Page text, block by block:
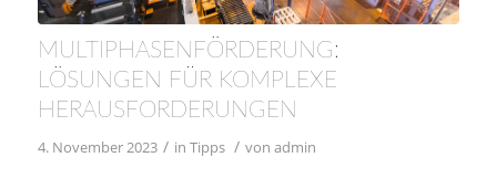
MULTIPHASENFÖRDERUNG:
LÖSUNGEN FÜR KOMPLEXE
HERAUSFORDERUNGEN
4. November 2023 / in Tipps / von admin